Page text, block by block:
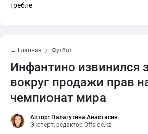
гребле
← Главная Футбол
Инфантино извинился
вокруг продажи прав
чемпионат мира
Автор: Палагутина Анастасия
Эксперт, редактор Offside.kz